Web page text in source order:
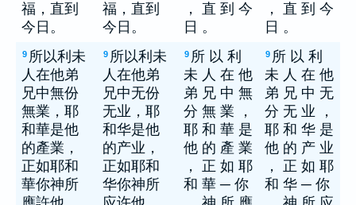
福，直到
今日。
福，直到
今日。
， 直 到 今
日 。
， 直 到 今
日 。
9 所以利未
人在他弟
兄中無份
無業，耶
和華是他
的產業，
正如耶和
華你神所
9 所以利未
人在他弟
兄中无份
无业，耶
和华是他
的产业，
正如耶和
华你神所
9 所 以 利
未 人 在 他
弟 兄 中 無
分 無 業 ，
耶 和 華 是
他 的 產 業
， 正 如 耶
和 華 ─ 你
9 所 以 利
未 人 在 他
弟 兄 中 无
分 无 业 ，
耶 和 华 是
他 的 产 业
， 正 如 耶
和 华 ─ 你